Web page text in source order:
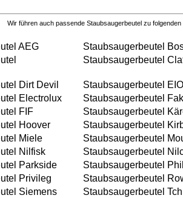
Wir führen auch passende Staubsaugerbeutel zu folgenden
AEG
Staubsaugerbeutel
Staubsaugerbeutel
Dirt Devil
Staubsaugerbeutel
Electrolux
Staubsaugerbeutel
FIF
Staubsaugerbeutel
Hoover
Staubsaugerbeutel
Miele
Staubsaugerbeutel
Nilfisk
Staubsaugerbeutel
Parkside
Staubsaugerbeutel
Privileg
Staubsaugerbeutel
Siemens
Staubsaugerbeutel